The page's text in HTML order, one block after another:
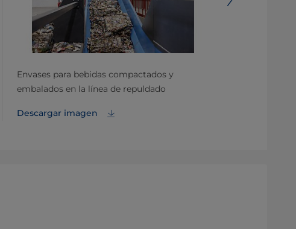
Envases para bebidas compactados y
embalados en la línea de repuldado
Descargar imagen